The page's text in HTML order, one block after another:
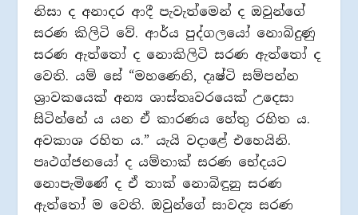
නිසා ද අනාදර ආදී පැවැත්මෙන් ද ඔවුන්ගේ
සරණ කිලිටි වේ. ආර්ය පුද්ගලයෝ නොබිදුණු
සරණ ඇත්තෝ ද නොකිලිටි සරණ ඇත්තෝ ද
වෙති. යම් සේ “මහණෙනි, දෘෂ්ටි සම්පන්න
ශ්‍රාවකයෙක් අන්‍ය ශාස්තෘවරයෙක් උදෙසා
සිටින්නේ ය යන ඒ කාරණය හේතු රහිත ය.
අවකාශ රහිත ය.” යැයි වදාළේ එහෙයිනි.
පෘථග්ජනයෝ ද යම්තාක් සරණ භේදයට
නොපැමිණේ ද ඒ තාක් නොබිඳුනු සරණ
ඇත්තෝ ම වෙති. ඔවුන්ගේ සාවද්‍ය සරණ